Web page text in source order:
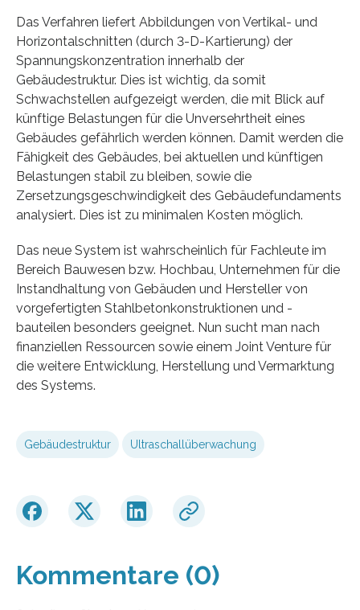
Das Verfahren liefert Abbildungen von Vertikal- und
Horizontalschnitten (durch 3-D-Kartierung) der
Spannungskonzentration innerhalb der
Gebäudestruktur. Dies ist wichtig, da somit
Schwachstellen aufgezeigt werden, die mit Blick auf
künftige Belastungen für die Unversehrtheit eines
Gebäudes gefährlich werden können. Damit werden die
Fähigkeit des Gebäudes, bei aktuellen und künftigen
Belastungen stabil zu bleiben, sowie die
Zersetzungsgeschwindigkeit des Gebäudefundaments
analysiert. Dies ist zu minimalen Kosten möglich.
Das neue System ist wahrscheinlich für Fachleute im
Bereich Bauwesen bzw. Hochbau, Unternehmen für die
Instandhaltung von Gebäuden und Hersteller von
vorgefertigten Stahlbetonkonstruktionen und -
bauteilen besonders geeignet. Nun sucht man nach
finanziellen Ressourcen sowie einem Joint Venture für
die weitere Entwicklung, Herstellung und Vermarktung
des Systems.
Gebäudestruktur Ultraschallüberwachung
Kommentare (0)